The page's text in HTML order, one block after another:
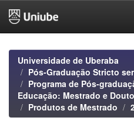
navigationUniversidade de Uberaba
Pós-Graduação Stricto
Programa de Pós-
Educação: Mestrado e
Produtos de Mestrado